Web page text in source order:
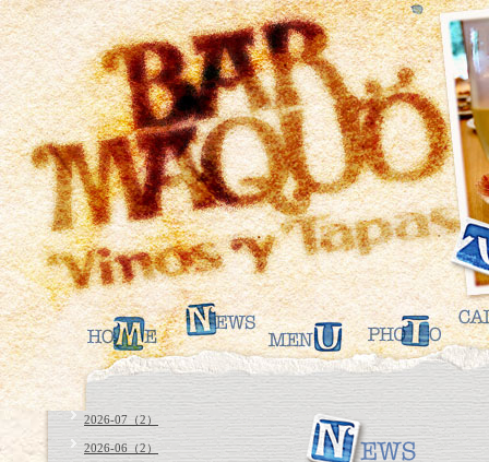
2026-07（2）
2026-06（2）